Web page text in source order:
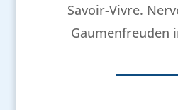
Savoir-Vivre.
Gaumenfreuden